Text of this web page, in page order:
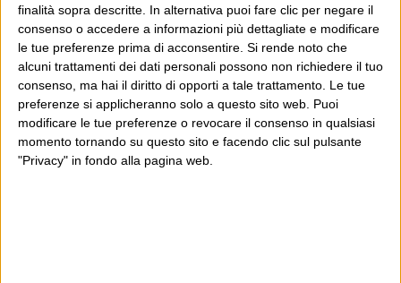
finalità sopra descritte. In alternativa puoi fare clic per negare il
consenso o accedere a informazioni più dettagliate e modificare
le tue preferenze prima di acconsentire. Si rende noto che
alcuni trattamenti dei dati personali possono non richiedere il tuo
consenso, ma hai il diritto di opporti a tale trattamento. Le tue
preferenze si applicheranno solo a questo sito web. Puoi
modificare le tue preferenze o revocare il consenso in qualsiasi
momento tornando su questo sito e facendo clic sul pulsante
"Privacy" in fondo alla pagina web.